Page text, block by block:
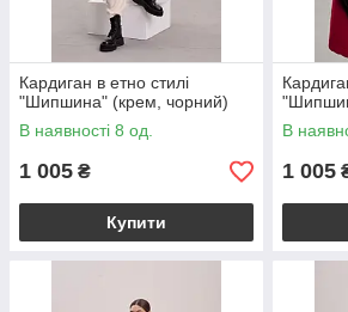
Кардиган в етно стилі
"Шипшина" (крем, чорний)
В наявності 8 од.
1 005 ₴
Купити
В
1 005